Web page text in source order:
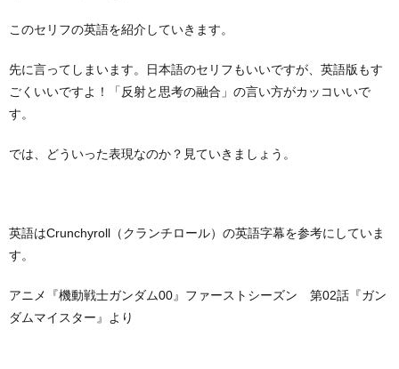
このセリフの英語を紹介していきます。
先に言ってしまいます。日本語のセリフもいいですが、英語版もす
ごくいいですよ！「反射と思考の融合」の言い方がカッコいいで
す。
では、どういった表現なのか？見ていきましょう。
英語はCrunchyroll（クランチロール）の英語字幕を参考にしていま
す。
アニメ『機動戦士ガンダム00』ファーストシーズン 第02話『ガン
ダムマイスター』より